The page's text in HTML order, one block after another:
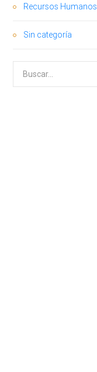
Recursos Humanos
Sin categoría
por: